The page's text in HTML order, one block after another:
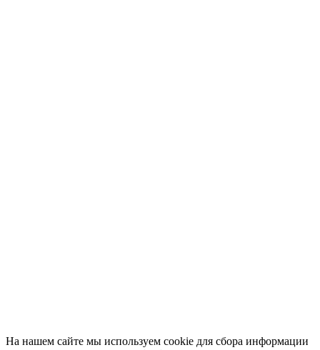
На нашем сайте мы используем cookie для сбора информации